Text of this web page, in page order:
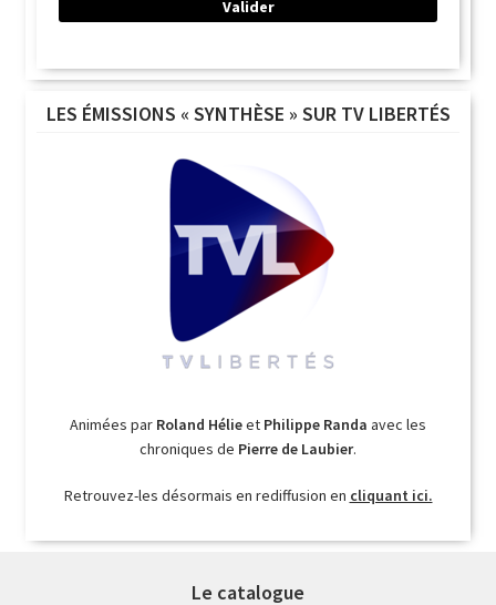
LES ÉMISSIONS « SYNTHÈSE » SUR TV LIBERTÉS
Animées par Roland Hélieet Philippe Randa avec les
chroniques de Pierre de Laubier.
Retrouvez-les désormais en rediffusion en cliquant ici.
Le catalogue